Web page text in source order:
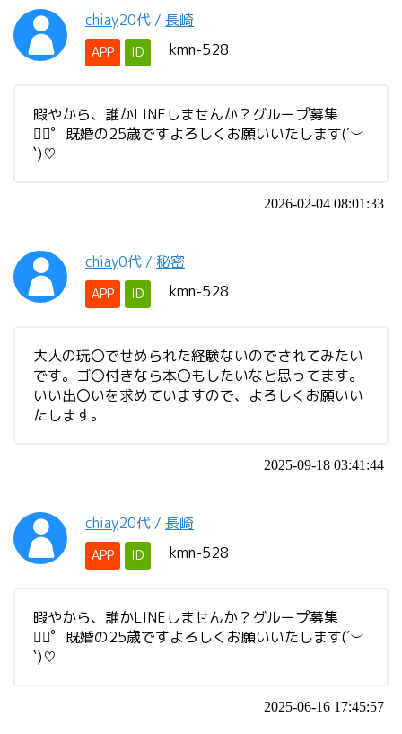
chiay20代 / 長崎
APP ID kmn-528
暇やから、誰かLINEしませんか？グループ募集
❁⃘゜既婚の25歳ですよろしくお願いいたします(´︶
`)♡
2026-02-04 08:01:33
chiay0代 / 秘密
APP ID kmn-528
大人の玩〇でせめられた経験ないのでされてみたい
です。ゴ〇付きなら本〇もしたいなと思ってます。
いい出〇いを求めていますので、よろしくお願いい
たします。
2025-09-18 03:41:44
chiay20代 / 長崎
APP ID kmn-528
暇やから、誰かLINEしませんか？グループ募集
❁⃘゜既婚の25歳ですよろしくお願いいたします(´︶
`)♡
2025-06-16 17:45:57